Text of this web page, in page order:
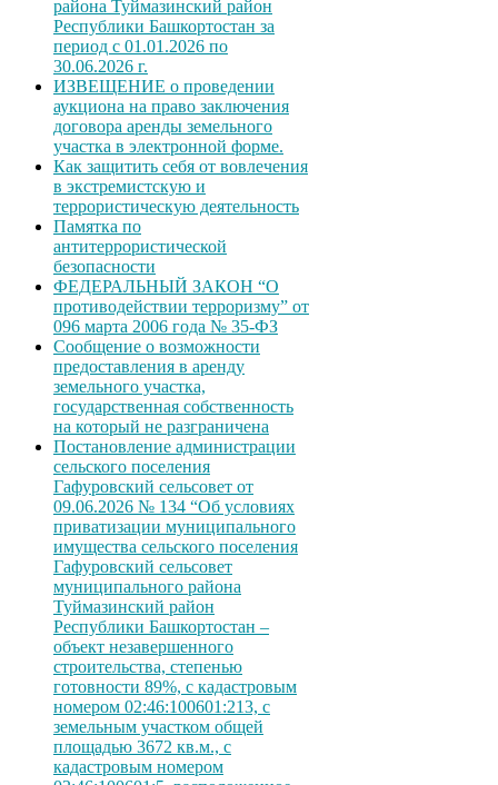
района Туймазинский район
Республики Башкортостан за
период с 01.01.2026 по
30.06.2026 г.
ИЗВЕЩЕНИЕ о проведении
аукциона на право заключения
договора аренды земельного
участка в электронной форме.
Как защитить себя от вовлечения
в экстремистскую и
террористическую деятельность
Памятка по
антитеррористической
безопасности
ФЕДЕРАЛЬНЫЙ ЗАКОН “О
противодействии терроризму” от
096 марта 2006 года № 35-ФЗ
Сообщение о возможности
предоставления в аренду
земельного участка,
государственная собственность
на который не разграничена
Постановление администрации
сельского поселения
Гафуровский сельсовет от
09.06.2026 № 134 “Об условиях
приватизации муниципального
имущества сельского поселения
Гафуровский сельсовет
муниципального района
Туймазинский район
Республики Башкортостан –
объект незавершенного
строительства, степенью
готовности 89%, с кадастровым
номером 02:46:100601:213, с
земельным участком общей
площадью 3672 кв.м., с
кадастровым номером